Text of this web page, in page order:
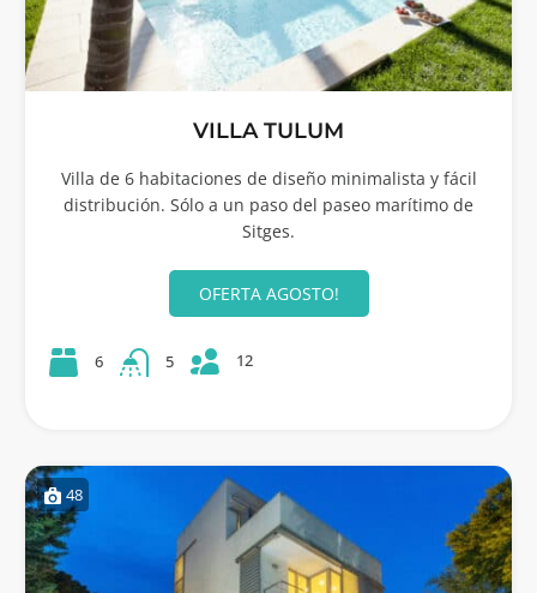
VILLA TULUM
Villa de 6 habitaciones de diseño minimalista y fácil
distribución. Sólo a un paso del paseo marítimo de
Sitges.
OFERTA AGOSTO!
6 5 12
48